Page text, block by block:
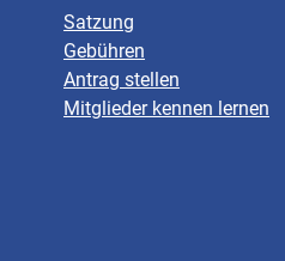
Satzung
Gebühren
Antrag stellen
Mitglieder kennen lernen